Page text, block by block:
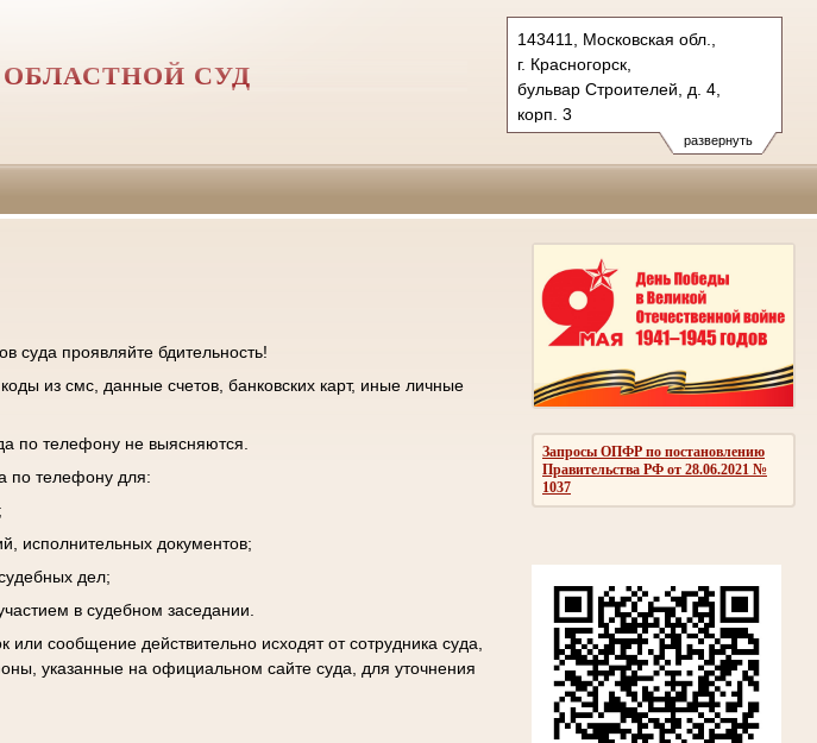
развернуть
143411, Московская обл.,
г. Красногорск,
бульвар Строителей, д. 4,
корп. 3
Тел.: +7 (498) 692 60 00
post.50os0000@sudrf.ru
СУД
Запросы ОПФР по постановлению
Правительства РФ от 28.06.2021 №
1037
суда проявляйте бдительность!
из смс, данные счетов, банковских карт, иные личные
по телефону не выясняются.
по телефону для:
исполнительных документов;
дел;
в судебном заседании.
сообщение действительно исходят от сотрудника суда,
указанные на официальном сайте суда, для уточнения